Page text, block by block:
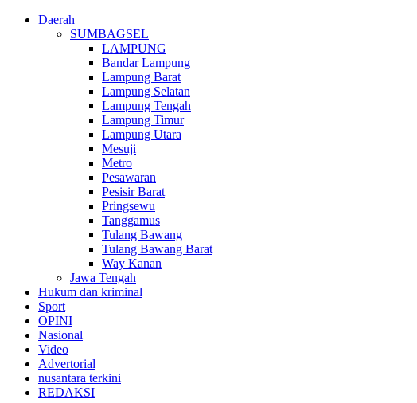
Daerah
SUMBAGSEL
LAMPUNG
Bandar Lampung
Lampung Barat
Lampung Selatan
Lampung Tengah
Lampung Timur
Lampung Utara
Mesuji
Metro
Pesawaran
Pesisir Barat
Pringsewu
Tanggamus
Tulang Bawang
Tulang Bawang Barat
Way Kanan
Jawa Tengah
Hukum dan kriminal
Sport
OPINI
Nasional
Video
Advertorial
nusantara terkini
REDAKSI